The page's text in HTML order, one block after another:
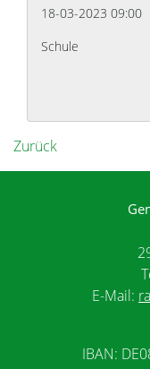
18-03-2023 09:00
Schule
Zurück
E-Mail:
IBAN: